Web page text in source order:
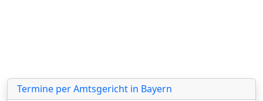
Termine per Amtsgericht in Bayern